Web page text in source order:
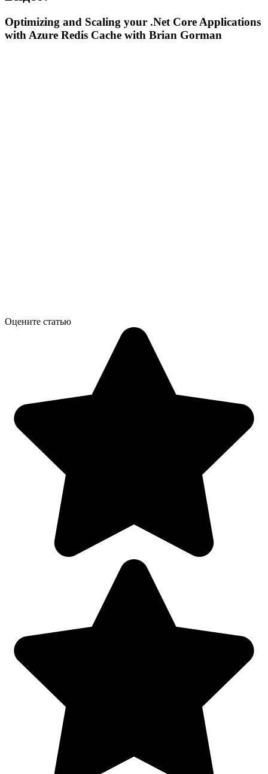
Optimizing and Scaling your .Net Core Applications
with Azure Redis Cache with Brian Gorman
Оцените статью